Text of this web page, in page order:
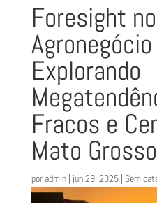
Foresight no
Explorando
Fracos e
Mato Grosso
por admin| jun 29, 2025| Sem